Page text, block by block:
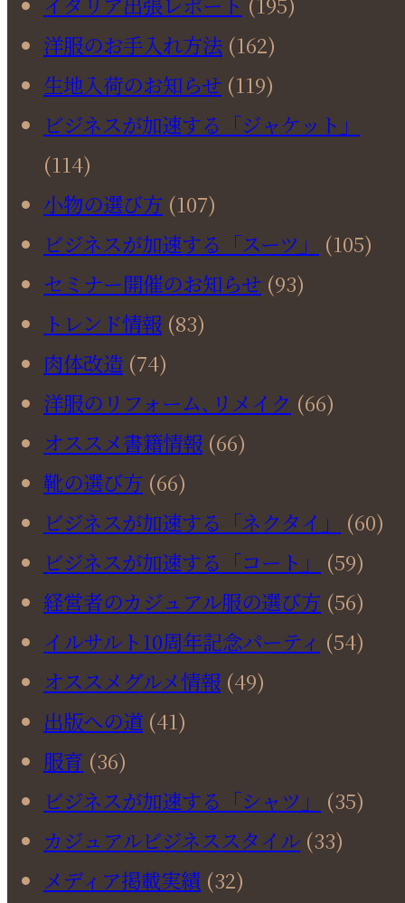
洋服のお手入れ方法 (162)
生地入荷のお知らせ (119)
ビジネスが加速する「ジャケット」
(114)
小物の選び方 (107)
ビジネスが加速する「スーツ」
(105)
セミナー開催のお知らせ (93)
トレンド情報 (83)
肉体改造 (74)
洋服のリフォーム､リメイク (66)
オススメ書籍情報 (66)
靴の選び方 (66)
ビジネスが加速する「ネクタイ」
(60)
ビジネスが加速する「コート」
(59)
経営者のカジュアル服の選び方 (56)
イルサルト10周年記念パーティ (54)
オススメグルメ情報 (49)
出版への道 (41)
服育 (36)
ビジネスが加速する「シャツ」
(35)
カジュアルビジネススタイル (33)
メディア掲載実績 (32)